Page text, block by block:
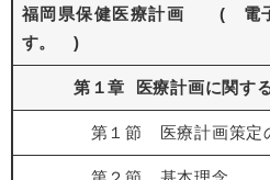
福岡県保健医療計画
( 電子
す。 )
第１章 医療計画に関する
第１節 医療計画策定